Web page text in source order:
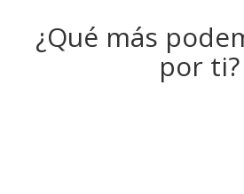
¿Qué más
por ti?